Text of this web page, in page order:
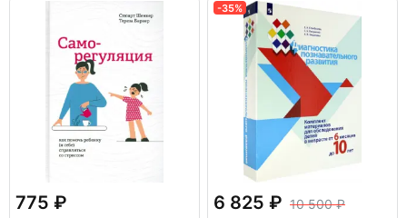
775
-35%
6 825
10 500